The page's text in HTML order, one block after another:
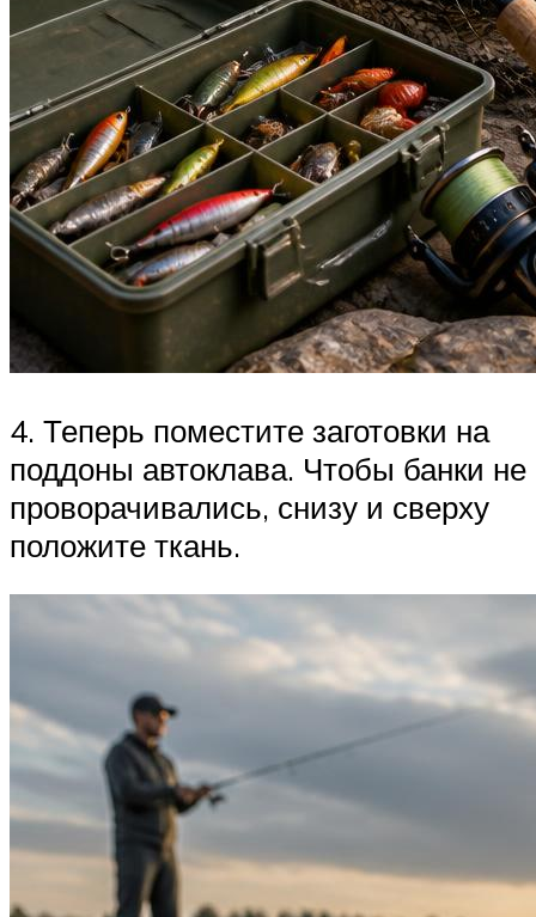
4. Теперь поместите заготовки на
поддоны автоклава. Чтобы банки не
проворачивались, снизу и сверху
положите ткань.